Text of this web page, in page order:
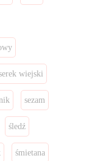
wiejski
sezam
śledź
śmietana